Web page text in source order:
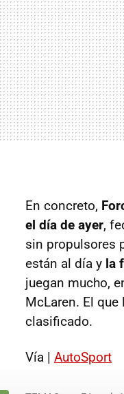
En concreto,
el día de ayer,
sin propulsores
están al día y la
juegan mucho,
McLaren. El
clasificado.
Vía | AutoSport